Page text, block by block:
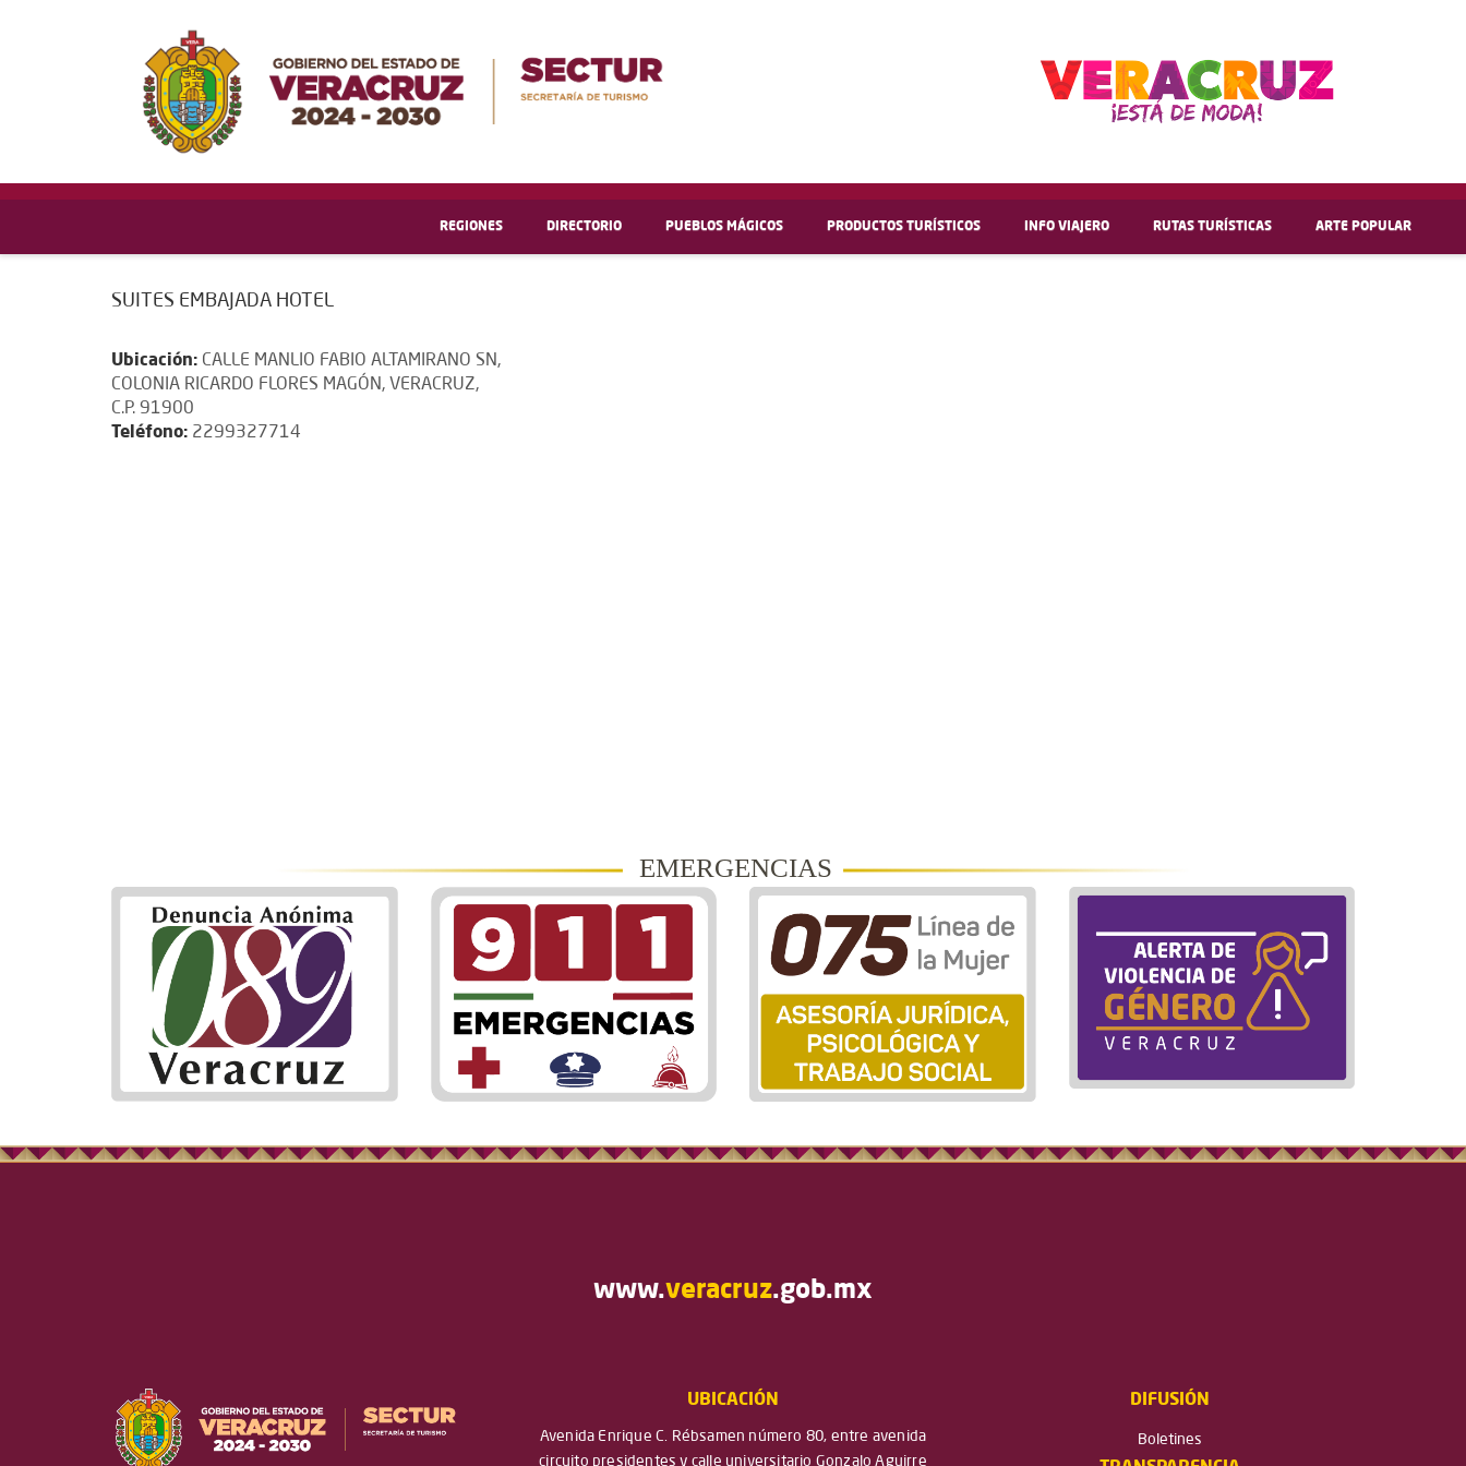
REGIONES DIRECTORIO PUEBLOS MÁGICOS PRODUCTOS TURÍSTICOS INFO VIAJERO RUTAS TURÍSTICAS ARTE POPULAR
SUITES EMBAJADA HOTEL
Ubicación: CALLE MANLIO FABIO ALTAMIRANO SN,
COLONIA RICARDO FLORES MAGÓN, VERACRUZ,
C.P. 91900
Teléfono: 2299327714
EMERGENCIAS
www.veracruz.gob.mx
UBICACIÓN
Avenida Enrique C. Rébsamen número 80, entre avenida
circuito presidentes y calle universitario Gonzalo Aguirre
DIFUSIÓN
Boletines